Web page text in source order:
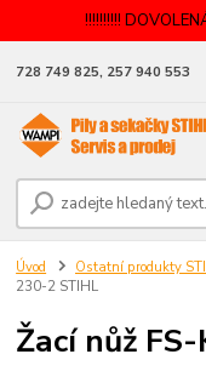
!!!!!!!!!!
728 749 825, 257 940 553
Úvod Ostatní produkty
230-2 STIHL
Žací nůž